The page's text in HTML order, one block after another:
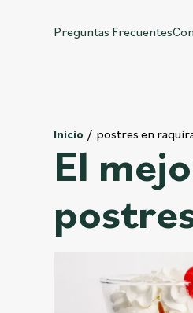
Preguntas Frecuentes
Inicio postres en
El